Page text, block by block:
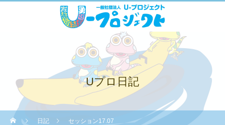
Uプロ日記
日記 セッション17.07